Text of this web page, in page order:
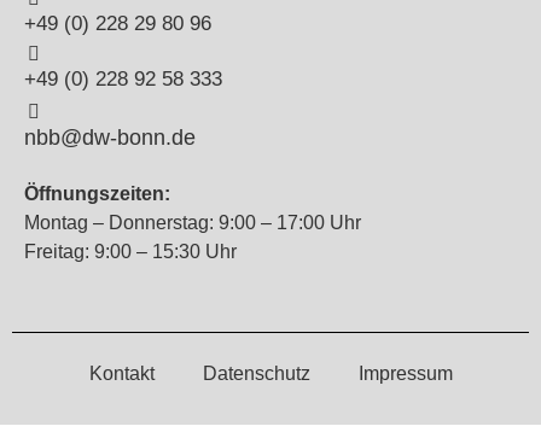
+49 (0) 228 29 80 96
+49 (0) 228 92 58 333
nbb@dw-bonn.de
Öffnungszeiten:
Montag – Donnerstag: 9:00 – 17:00 Uhr
Freitag: 9:00 – 15:30 Uhr
Kontakt Datenschutz Impressum